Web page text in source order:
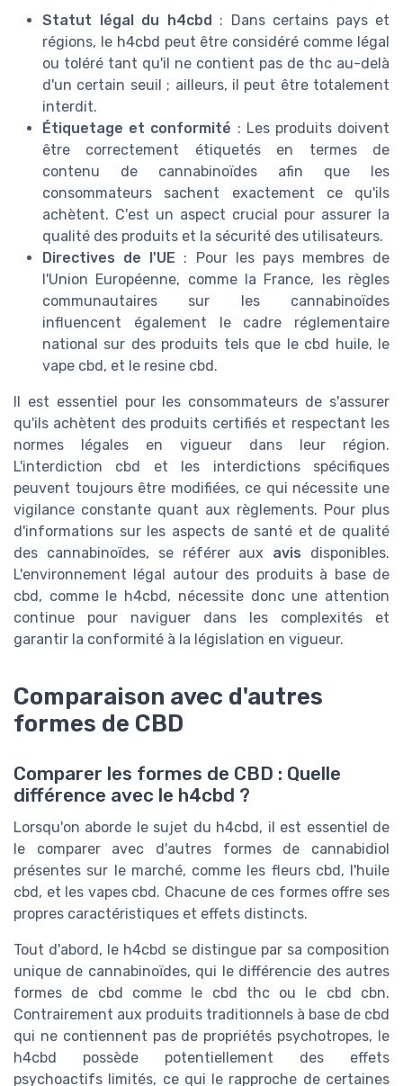
Statut légal du h4cbd : Dans certains pays et
régions, le h4cbd peut être considéré comme légal
ou toléré tant qu'il ne contient pas de thc au-delà
d'un certain seuil ; ailleurs, il peut être totalement
interdit.
Étiquetage et conformité : Les produits doivent
être correctement étiquetés en termes de
contenu de cannabinoïdes afin que les
consommateurs sachent exactement ce qu'ils
achètent. C'est un aspect crucial pour assurer la
qualité des produits et la sécurité des utilisateurs.
Directives de l'UE : Pour les pays membres de
l'Union Européenne, comme la France, les règles
communautaires sur les cannabinoïdes
influencent également le cadre réglementaire
national sur des produits tels que le cbd huile, le
vape cbd, et le resine cbd.
Il est essentiel pour les consommateurs de s'assurer
qu'ils achètent des produits certifiés et respectant les
normes légales en vigueur dans leur région.
L'interdiction cbd et les interdictions spécifiques
peuvent toujours être modifiées, ce qui nécessite une
vigilance constante quant aux règlements. Pour plus
d'informations sur les aspects de santé et de qualité
des cannabinoïdes, se référer aux avis disponibles.
L'environnement légal autour des produits à base de
cbd, comme le h4cbd, nécessite donc une attention
continue pour naviguer dans les complexités et
garantir la conformité à la législation en vigueur.
Comparaison avec d'autres
formes de CBD
Comparer les formes de CBD : Quelle
différence avec le h4cbd ?
Lorsqu'on aborde le sujet du h4cbd, il est essentiel de
le comparer avec d'autres formes de cannabidiol
présentes sur le marché, comme les fleurs cbd, l'huile
cbd, et les vapes cbd. Chacune de ces formes offre ses
propres caractéristiques et effets distincts.
Tout d'abord, le h4cbd se distingue par sa composition
unique de cannabinoïdes, qui le différencie des autres
formes de cbd comme le cbd thc ou le cbd cbn.
Contrairement aux produits traditionnels à base de cbd
qui ne contiennent pas de propriétés psychotropes, le
h4cbd possède potentiellement des effets
psychoactifs limités, ce qui le rapproche de certaines